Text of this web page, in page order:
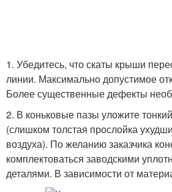
1. Убедитесь, что скаты крыши
линии. Максимально допустимое
Более существенные дефекты
2. В коньковые пазы уложите
(слишком толстая прослойка
воздуха). По желанию заказчика
комплектоваться заводскими
деталями. В зависимости от